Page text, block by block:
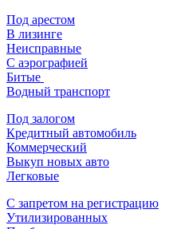
Под арестом
В лизинге
Неисправные
С аэрографией
Битые
Водный транспорт
Под залогом
Кредитный автомобиль
Коммерческий
Выкуп новых авто
Легковые
С запретом на регистрацию
Утилизированных